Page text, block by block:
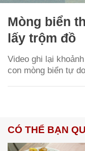
Mòng biển
lấy trộm đồ
Video ghi lại
con mòng biển tự
CÓ THỂ BẠN